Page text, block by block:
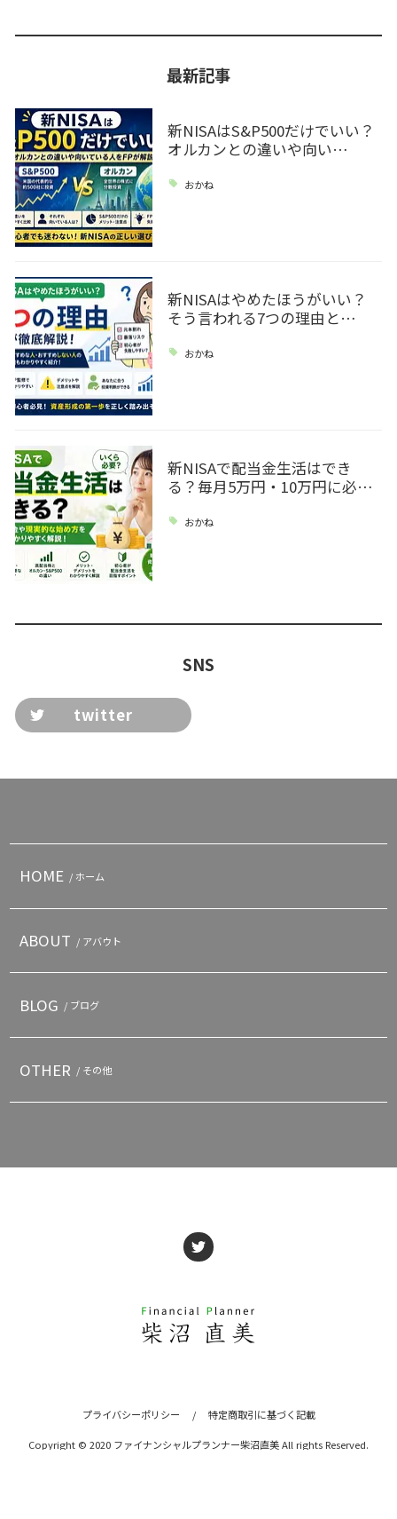
最新記事
新NISAはS&P500だけでいい？
オルカンとの違いや向い…
おかね
新NISAはやめたほうがいい？
そう言われる7つの理由と…
おかね
新NISAで配当金生活はでき
る？毎月5万円・10万円に必…
おかね
SNS
twitter
HOME / ホーム
ABOUT / アバウト
BLOG / ブログ
OTHER / その他
プライバシーポリシー / 特定商取引に基づく記載
Copyright © 2020 ファイナンシャルプランナー柴沼直美 All rights Reserved.